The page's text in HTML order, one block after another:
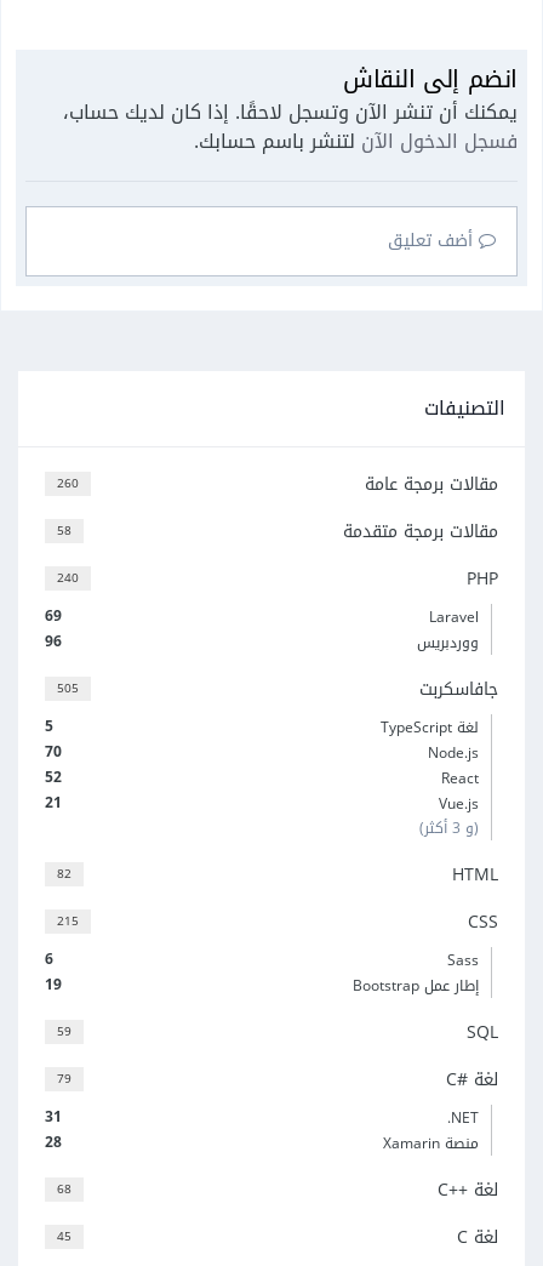
انضم إلى النقاش
يمكنك أن تنشر الآن وتسجل لاحقًا. إذا كان لديك حساب،
فسجل الدخول الآن لتنشر باسم حسابك.
أضف تعليق
التصنيفات
260 مقالات برمجة عامة
58 مقالات برمجة متقدمة
240 PHP
69
Laravel
96
ووردبريس
505 جافاسكربت
5
لغة TypeScript
70
Node.js
52
React
21
Vue.js
(و 3 أكثر)
82 HTML
215 CSS
6
Sass
19
إطار عمل Bootstrap
59 SQL
79 لغة C#‎
31
‎.NET
28
منصة Xamarin
68 لغة C++‎
45 لغة C